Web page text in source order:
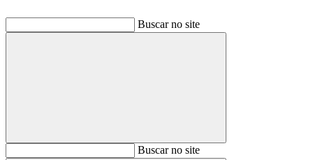
Buscar no site
BuscarBuscar no site